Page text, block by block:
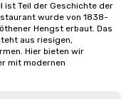
ist Teil der Geschichte der
wurde von 1838-
Hengst erbaut. Das
aus riesigen,
Hier bieten wir
mit modernen